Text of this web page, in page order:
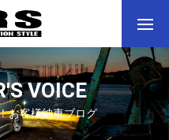
VOICE
お客様納車ブログ